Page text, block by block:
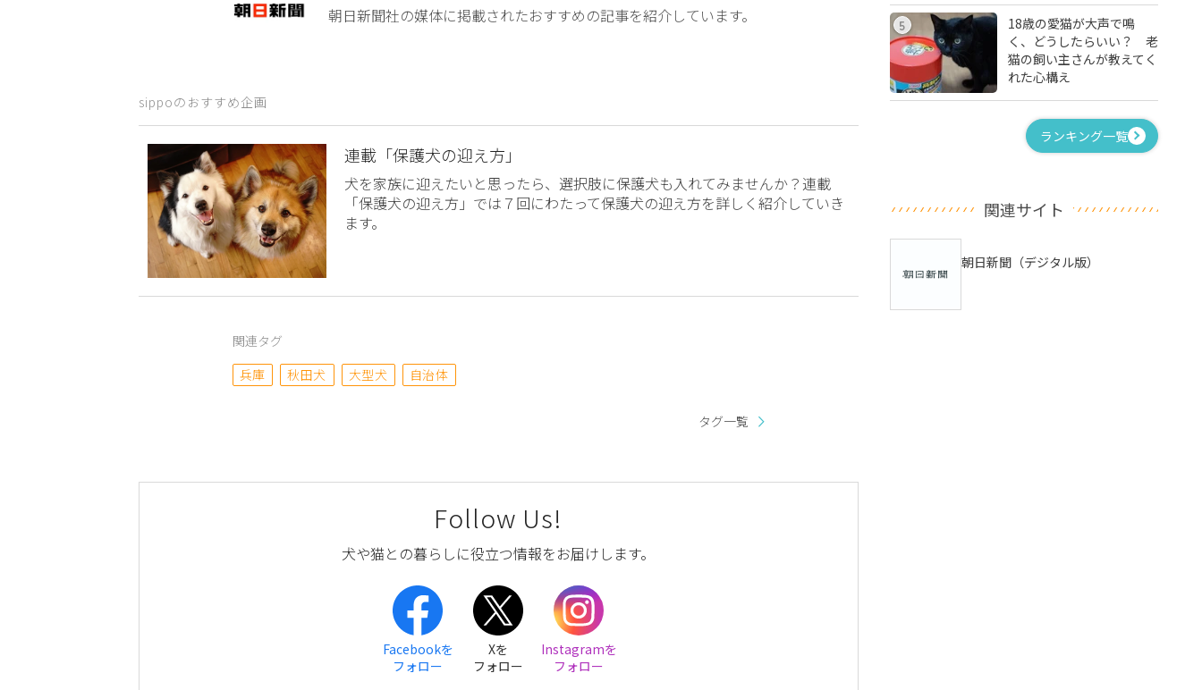
朝日新聞社の媒体に掲載されたおすすめの記事を紹介しています。
sippoのおすすめ企画
連載「保護犬の迎え方」
犬を家族に迎えたいと思ったら、選択肢に保護犬も入れてみませんか？連載
「保護犬の迎え方」では７回にわたって保護犬の迎え方を詳しく紹介していき
ます。
関連タグ
兵庫
秋田犬 大型犬 自治体
タグ一覧
Follow Us!
犬や猫との暮らしに役立つ情報をお届けします。
Facebookを
フォロー
Xを
フォロー
Instagramを
フォロー
5
18歳の愛猫が大声で鳴
く、どうしたらいい？ 老
猫の飼い主さんが教えてく
れた心構え
ランキング一覧
関連サイト
朝日新聞（デジタル版）